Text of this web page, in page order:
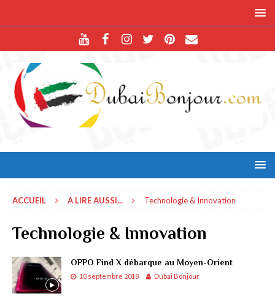
ACCUEIL A LIRE AUSSI... Technologie & Innovation
Technologie & Innovation
OPPO Find X débarque au Moyen-Orient
10 septembre 2018 Dubai Bonjour